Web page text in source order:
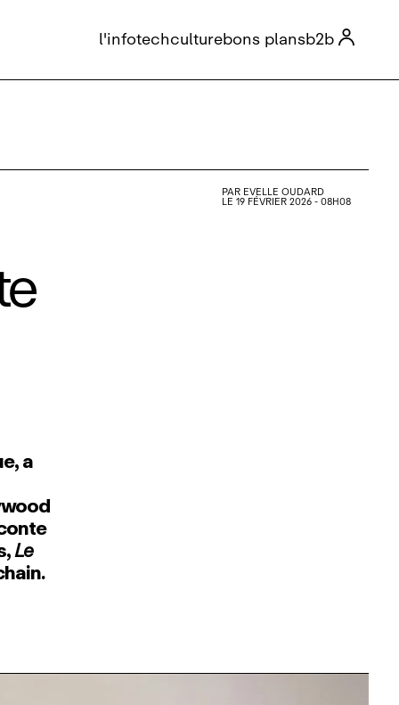

l'infotechculturebons plansb2b
PAR EVELLE OUDARD
LE 19 FÉVRIER 2026 - 08H08
a
Le